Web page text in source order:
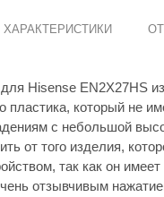
ХАРАКТЕРИСТИКИ
Hisense EN2X27HS
пластика, который не
с небольшой
от того изделия,
так как он
отзывчивым